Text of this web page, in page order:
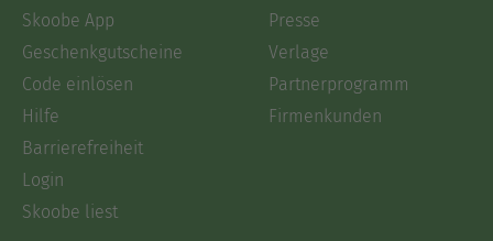
Skoobe App
Geschenkgutscheine
Code einlösen
Hilfe
Barrierefreiheit
Login
Skoobe liest
Presse
Verlage
Partnerprogramm
Firmenkunden